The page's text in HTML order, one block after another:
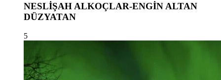
NESLİŞAH ALKOÇLAR-ENGİN ALTAN
DÜZYATAN
5